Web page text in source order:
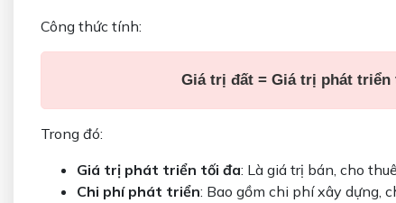
Công thức tính:
Giá trị đất = Giá trị phát
Trong đó:
Giá trị phát triển tối đa: Là giá trị bán, cho
Chi phí phát triển: Bao gồm chi phí xây dựng,